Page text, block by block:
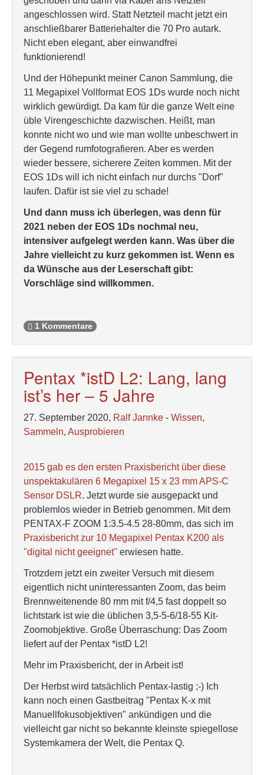
angeschlossen wird. Statt Netzteil macht jetzt ein
anschließbarer Batteriehalter die 70 Pro autark.
Nicht eben elegant, aber einwandfrei
funktionierend!
Und der Höhepunkt meiner Canon Sammlung, die
11 Megapixel Vollformat EOS 1Ds wurde noch nicht
wirklich gewürdigt. Da kam für die ganze Welt eine
üble Virengeschichte dazwischen. Heißt, man
konnte nicht wo und wie man wollte unbeschwert in
der Gegend rumfotografieren. Aber es werden
wieder bessere, sicherere Zeiten kommen. Mit der
EOS 1Ds will ich nicht einfach nur durchs "Dorf"
laufen. Dafür ist sie viel zu schade!
Und dann muss ich überlegen, was denn für
2021 neben der EOS 1Ds nochmal neu,
intensiver aufgelegt werden kann. Was über die
Jahre vielleicht zu kurz gekommen ist. Wenn es
da Wünsche aus der Leserschaft gibt:
Vorschläge sind willkommen.
1 Kommentare
Pentax *istD L2: Lang, lang
ist’s her – 5 Jahre
27. September 2020, Ralf Jannke - Wissen,
Sammeln, Ausprobieren
2015 gab es den ersten Praxisbericht über diese
unspektakulären 6 Megapixel 15 x 23 mm APS-C
Sensor DSLR. Jetzt wurde sie ausgepackt und
problemlos wieder in Betrieb genommen. Mit dem
PENTAX-F ZOOM 1:3.5-4.5 28-80mm, das sich im
Praxisbericht zur 10 Megapixel Pentax K200 als
"digital nicht geeignet" erwiesen hatte.
Trotzdem jetzt ein zweiter Versuch mit diesem
eigentlich nicht uninteressanten Zoom, das beim
Brennweitenende 80 mm mit f/4,5 fast doppelt so
lichtstark ist wie die üblichen 3,5-5-6/18-55 Kit-
Zoomobjektive. Große Überraschung: Das Zoom
liefert auf der Pentax *istD L2!
Mehr im Praxisbericht, der in Arbeit ist!
Der Herbst wird tatsächlich Pentax-lastig ;-) Ich
kann noch einen Gastbeitrag "Pentax K-x mit
Manuellfokusobjektiven" ankündigen und die
vielleicht gar nicht so bekannte kleinste spiegellose
Systemkamera der Welt, die Pentax Q.